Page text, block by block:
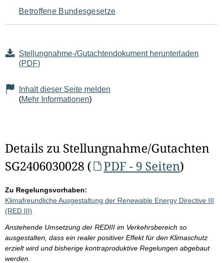
Seiteninhalt
Betroffene Bundesgesetze
Stellungnahme-/Gutachtendokument herunterladen
(PDF)
Inhalt dieser Seite melden
(Mehr Informationen)
Details zu Stellungnahme/Gutachten
SG2406030028 (
PDF - 9 Seiten)
Zu Regelungsvorhaben:
Klimafreundliche Ausgestaltung der Renewable Energy Directive III
(RED III)
Anstehende Umsetzung der REDIII im Verkehrsbereich so
ausgestalten, dass ein realer positiver Effekt für den Klimaschutz
erzielt wird und bisherige kontraproduktive Regelungen abgebaut
werden.